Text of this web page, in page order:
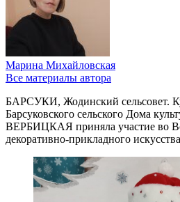
Марина Михайловская
Все материалы автора
БАРСУКИ, Жодинский сельсовет.
Барсуковского сельского Дома
ВЕРБИЦКАЯ приняла участие во
декоративно-прикладного